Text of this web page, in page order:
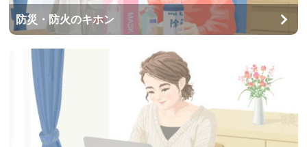
防災・防火のキホン